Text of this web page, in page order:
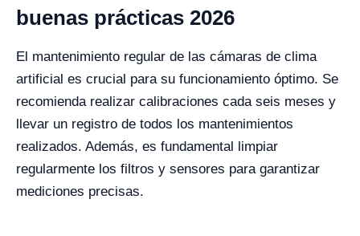
buenas prácticas 2026
El mantenimiento regular de las cámaras de clima
artificial es crucial para su funcionamiento óptimo. Se
recomienda realizar calibraciones cada seis meses y
llevar un registro de todos los mantenimientos
realizados. Además, es fundamental limpiar
regularmente los filtros y sensores para garantizar
mediciones precisas.